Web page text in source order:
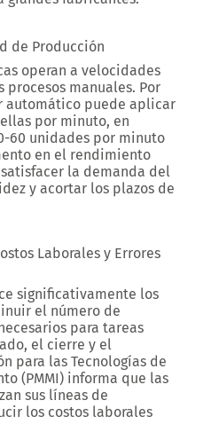
de Producción
operan a velocidades
procesos manuales. Por
automático puede aplicar
por minuto, en
60 unidades por minuto
en el rendimiento
la demanda del
y acortar los plazos de
Laborales y Errores
significativamente los
el número de
para tareas
el cierre y el
para las Tecnologías de
(PMMI) informa que las
sus líneas de
los costos laborales